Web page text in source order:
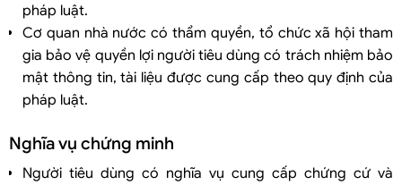
pháp luật.
Cơ quan nhà nước có thẩm quyền, tổ chức xã hội tham
gia bảo vệ quyền lợi người tiêu dùng có trách nhiệm bảo
mật thông tin, tài liệu được cung cấp theo quy định của
pháp luật.
Nghĩa vụ chứng minh
Người tiêu dùng có nghĩa vụ cung cấp chứng cứ và